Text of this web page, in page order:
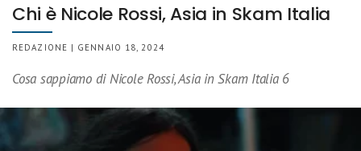
Chi è Nicole Rossi, Asia in Skam Italia
REDAZIONE | GENNAIO 18, 2024
Cosa sappiamo di Nicole Rossi, Asia in Skam Italia 6